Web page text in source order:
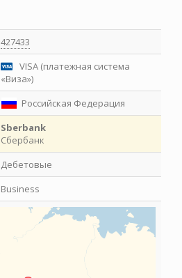
427433
VISA (платежная система
«Виза»)
Российская Федерация
Sberbank
Сбербанк
Дебетовые
Business